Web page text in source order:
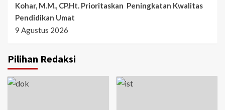
Kohar, M.M., CP.Ht. Prioritaskan Peningkatan Kwalitas
Pendidikan Umat
9 Agustus 2026
Pilihan Redaksi